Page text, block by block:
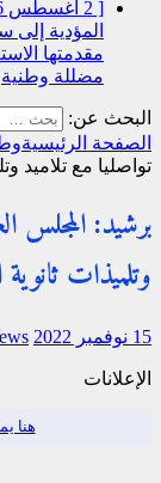
[ 2 أغسطس 2026 ]
المؤدية
مقدمتها
مضللة وطنية
البحث عن:
الصفحة الرئيسية
تواصليا مع تلاميد
برشيد: المجلس
وتلميذات
15 نوفمبر 2022
الإعلانات
هنا